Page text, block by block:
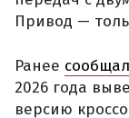
Привод —
Ранее
2026 года
версию